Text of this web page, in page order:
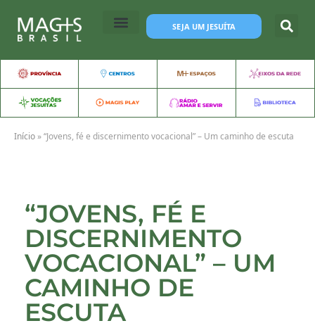
SEJA UM JESUÍTA
Início »“Jovens, fé e discernimento vocacional” – Um caminho de escuta
“JOVENS, FÉ E
DISCERNIMENTO
VOCACIONAL” – UM
CAMINHO DE
ESCUTA